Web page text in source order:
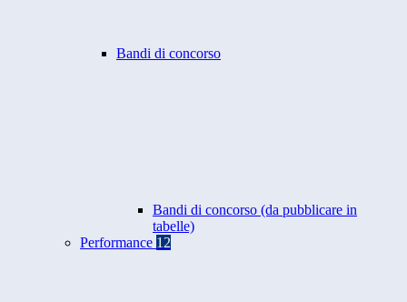
Bandi di concorso
Bandi di concorso (da pubblicare in
tabelle)
Performance 12